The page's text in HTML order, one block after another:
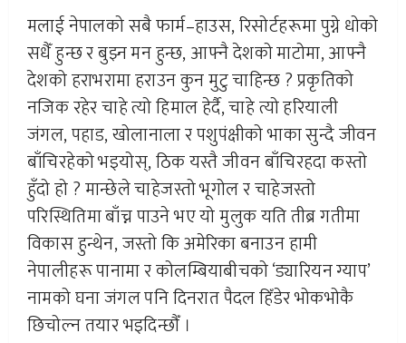
मलाई नेपालको सबै फार्म–हाउस, रिसोर्टहरूमा पुग्ने धोको
सधैँ हुन्छ र बुझ्न मन हुन्छ, आफ्नै देशको माटोमा, आफ्नै
देशको हराभरामा हराउन कुन मुटु चाहिन्छ ? प्रकृतिको
नजिक रहेर चाहे त्यो हिमाल हेर्दै, चाहे त्यो हरियाली
जंगल, पहाड, खोलानाला र पशुपंक्षीको भाका सुन्दै जीवन
बाँचिरहेको भइयोस्, ठिक यस्तै जीवन बाँचिरहदा कस्तो
हुँदो हो ? मान्छेले चाहेजस्तो भूगोल र चाहेजस्तो
परिस्थितिमा बाँच्न पाउने भए यो मुलुक यति तीब्र गतीमा
विकास हुन्थेन, जस्तो कि अमेरिका बनाउन हामी
नेपालीहरू पानामा र कोलम्बियाबीचको ‘ड्यारियन ग्याप’
नामको घना जंगल पनि दिनरात पैदल हिँडेर भोकभोकै
छिचोल्न तयार भइदिन्छौँ ।